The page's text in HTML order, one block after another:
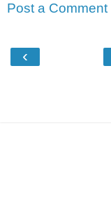
Post a Comment
‹